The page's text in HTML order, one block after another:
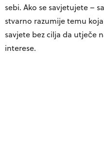
sebi. Ako se savjetujete –
stvarno razumije temu
savjete bez cilja da utječe
interese.